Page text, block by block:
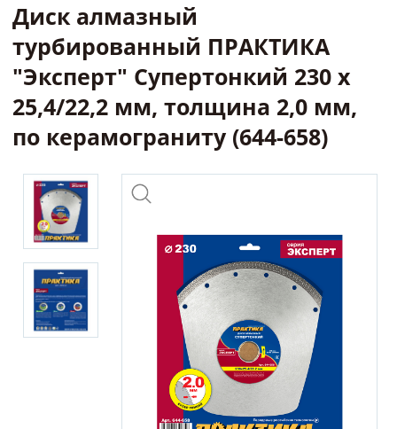
Диск алмазный
турбированный ПРАКТИКА
"Эксперт" Супертонкий 230 х
25,4/22,2 мм, толщина 2,0 мм,
по керамограниту (644-658)